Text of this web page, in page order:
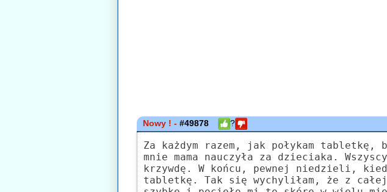
Nowy ! -#49878 ?
Za każdym razem, jak połykam tabletkę,
mnie mama nauczyła za dzieciaka.
krzywdę. W końcu, pewnej niedzieli,
tabletkę. Tak się wychyliłam, że z całej